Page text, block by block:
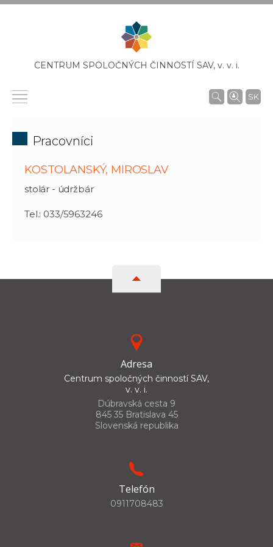
CENTRUM SPOLOČNÝCH ČINNOSTÍ SAV, v. v. i.
SK
Pracovníci
KOSTOLANSKÝ, MIROSLAV
stolár - údržbár
Tel.: 033/5963246
Adresa
Centrum spoločných činností SAV,
v. v. i.
Dúbravská cesta 9
845 35 Bratislava 45
Slovenská republika
Telefón
0911708483